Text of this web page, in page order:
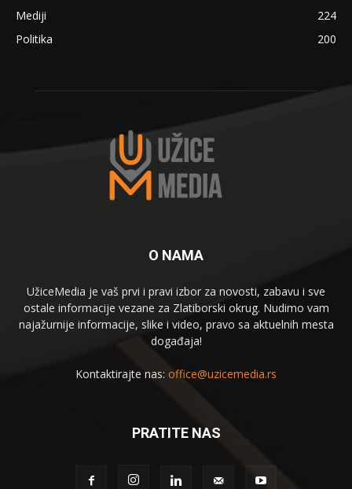
Mediji
224
Politika
200
O NAMA
UžiceMedia je vaš prvi i pravi izbor za novosti, zabavu i sve
ostale informacije vezane za Zlatiborski okrug. Nudimo vam
najažurnije informacije, slike i video, pravo sa aktuelnih mesta
događaja!
Kontaktirajte nas: office@uzicemedia.rs
PRATITE NAS